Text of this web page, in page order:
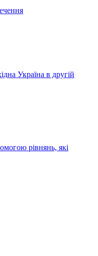
Україна в другій
рівнянь, які